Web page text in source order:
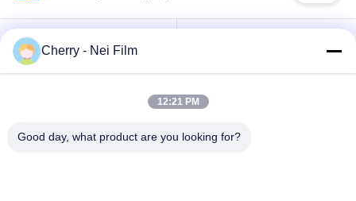
bopp θερμική ταινία
ελασματοποίησης
μεταλλινών
Ψηφιακή ταινία
στρώματα
Cherry - Nei Film
12:21 PM
Good day, what product are you looking for?